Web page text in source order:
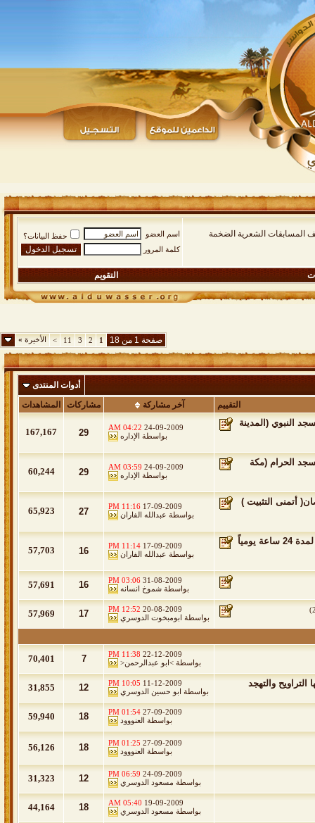
المسابقات الشعرية الضخمة اسم العضو
حفظ البيانات؟
كلمة المرور
التقويم
صفحة 1 من 18 1
2
3
11
> الأخيرة»
أدوات المنتدى
التقييم
آخر مشاركة مشاركات المشاهدات
التراويح لهذا العام 1430هـ من المسجد النبوي (المدينة 24-09-2009
04:22 AM
بواسطة الإداره 29
167,167
لهذا العام 1430هـ من المسجد الحرام (مكة 24-09-2009
03:59 AM
بواسطة الإداره 29
60,244
أتمنى التثبيت ) 17-09-2009
11:16 PM
بواسطة عبدالله الفاران 27
65,923
قناة الحرم المكي تعمل عبر الموقع الرسمي لقبيلة الدواسر العريقة لمدة 24 ساعة يومياً 17-09-2009
11:14 PM
بواسطة عبدالله الفاران 16
57,703
31-08-2009
03:06 PM
بواسطة شموخ انسانه 16
57,691
)
20-08-2009
12:52 PM
بواسطة ابومبخوت الدوسري 17
57,969
22-12-2009
11:38 PM
بواسطة >ابو عبدالرحمن< 7
70,401
والتهجد 11-12-2009
10:05 PM
بواسطة ابو حسين الدوسري 12
31,855
27-09-2009
01:54 PM
بواسطة العنووود 18
59,940
27-09-2009
01:25 PM
بواسطة العنووود 18
56,126
24-09-2009
06:59 PM
بواسطة مسعود الدوسري 12
31,323
19-09-2009
05:40 AM
بواسطة مسعود الدوسري 18
44,164